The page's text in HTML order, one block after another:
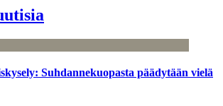
Suhdannekuopasta päädytään vielä